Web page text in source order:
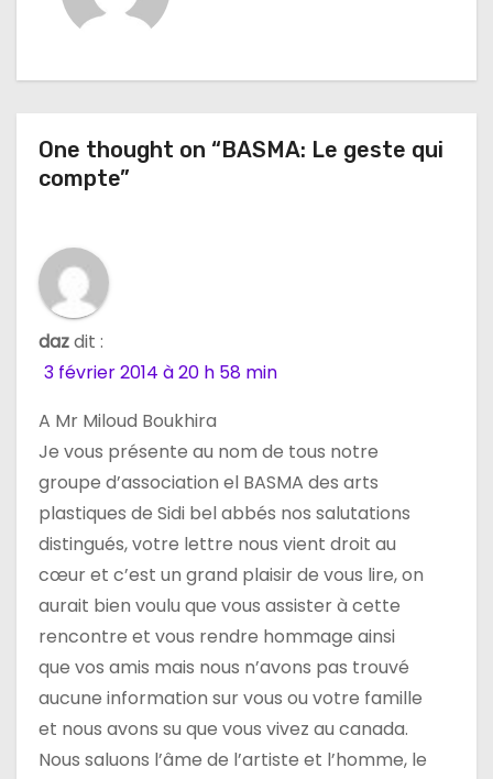
o
d
e
a
r
t
c
e
One thought on “BASMA: Le geste qui
compte”
dazdit :
3 février 2014 à 20 h 58 min
A Mr Miloud Boukhira
Je vous présente au nom de tous notre
groupe d’association el BASMA des arts
plastiques de Sidi bel abbés nos salutations
distingués, votre lettre nous vient droit au
cœur et c’est un grand plaisir de vous lire, on
aurait bien voulu que vous assister à cette
rencontre et vous rendre hommage ainsi
que vos amis mais nous n’avons pas trouvé
aucune information sur vous ou votre famille
et nous avons su que vous vivez au canada.
Nous saluons l’âme de l’artiste et l’homme, le